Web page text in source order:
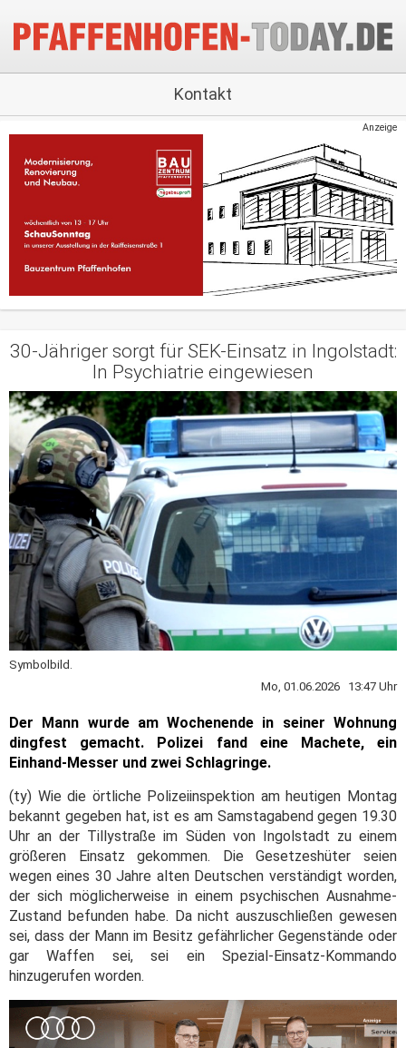
Kontakt
Anzeige
30-Jähriger sorgt für SEK-Einsatz in Ingolstadt:
In Psychiatrie eingewiesen
Symbolbild.
Mo, 01.06.2026 13:47 Uhr
Der Mann wurde am Wochenende in seiner Wohnung
dingfest gemacht. Polizei fand eine Machete, ein
Einhand-Messer und zwei Schlagringe.
(ty) Wie die örtliche Polizeiinspektion am heutigen Montag
bekannt gegeben hat, ist es am Samstagabend gegen 19.30
Uhr an der Tillystraße im Süden von Ingolstadt zu einem
größeren Einsatz gekommen. Die Gesetzeshüter seien
wegen eines 30 Jahre alten Deutschen verständigt worden,
der sich möglicherweise in einem psychischen Ausnahme-
Zustand befunden habe. Da nicht auszuschließen gewesen
sei, dass der Mann im Besitz gefährlicher Gegenstände oder
gar Waffen sei, sei ein Spezial-Einsatz-Kommando
hinzugerufen worden.